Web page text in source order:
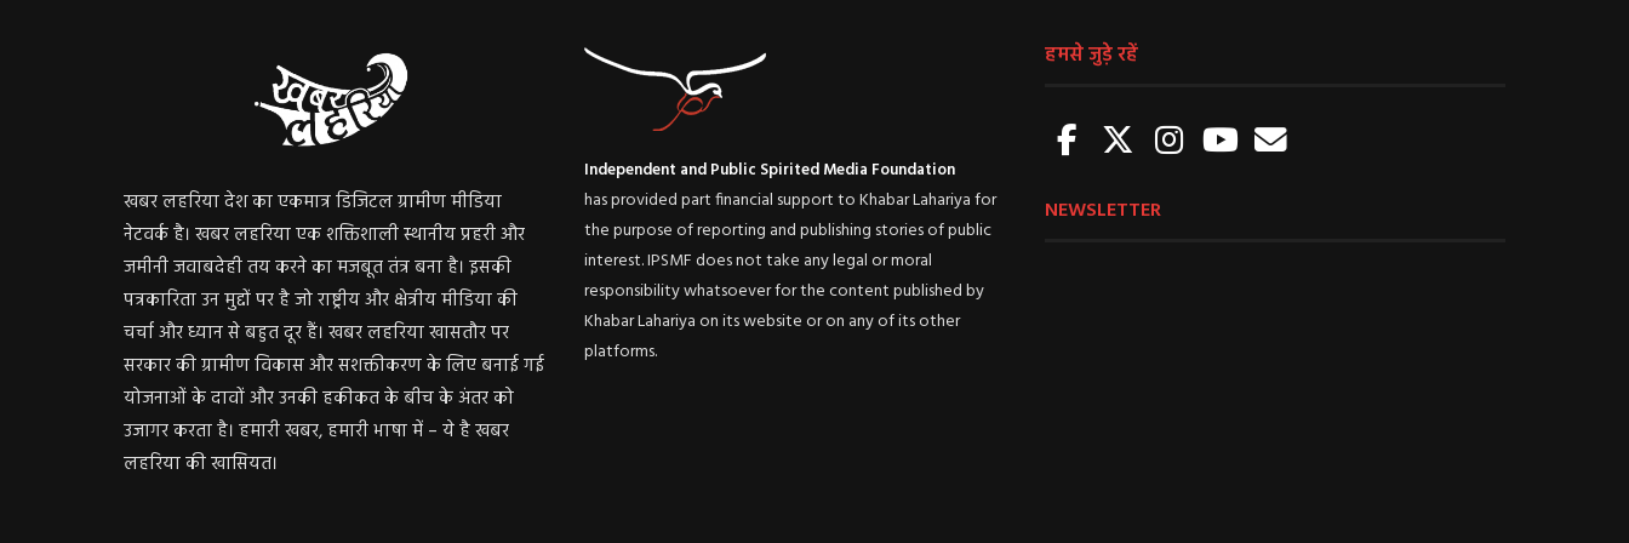
खबर लहरिया देश का एकमात्र डिजिटल ग्रामीण मीडिया
नेटवर्क है। खबर लहरिया एक शक्तिशाली स्थानीय प्रहरी और
जमीनी जवाबदेही तय करने का मजबूत तंत्र बना है। इसकी
पत्रकारिता उन मुद्दों पर है जो राष्ट्रीय और क्षेत्रीय मीडिया की
चर्चा और ध्यान से बहुत दूर हैं। खबर लहरिया खासतौर पर
सरकार की ग्रामीण विकास और सशक्तीकरण के लिए बनाई गई
योजनाओं के दावों और उनकी हकीकत के बीच के अंतर को
उजागर करता है। हमारी खबर, हमारी भाषा में – ये है खबर
लहरिया की खासियत।
Independent and Public Spirited Media Foundation
has provided part financial support to Khabar Lahariya for
the purpose of reporting and publishing stories of public
interest. IPSMF does not take any legal or moral
responsibility whatsoever for the content published by
Khabar Lahariya on its website or on any of its other
platforms.
हमसे जुड़े रहें
NEWSLETTER